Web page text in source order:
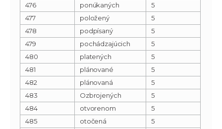
476
ponúkaných
5
477
položený
5
478
podpísaný
5
479
pochádzajúcich
5
480
platených
5
481
plánované
5
482
plánovaná
5
483
Ozbrojených
5
484
otvorenom
5
485
otočená
5